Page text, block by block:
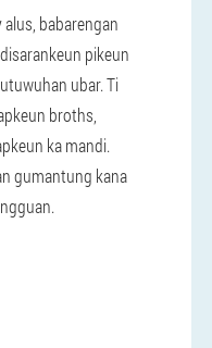
babarengan
pikeun
ubar. Ti
broths,
ka mandi.
gumantung kana